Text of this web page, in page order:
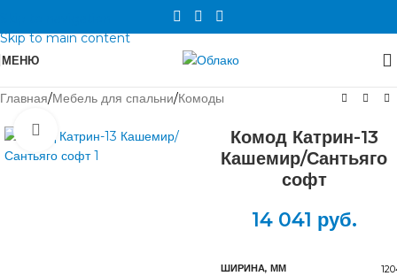
Skip to main content
МЕНЮ
Главная/Мебель для спальни/Комоды
Нажмите, чтобы увеличить
Комод Катрин-13
Кашемир/Сантьяго
софт
14 041 руб.
ШИРИНА, ММ